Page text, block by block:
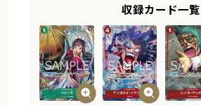
収録カード一覧